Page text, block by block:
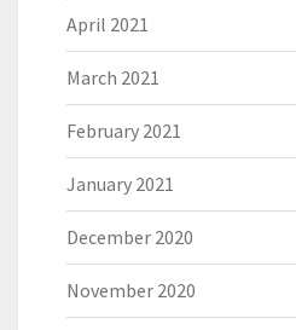
April 2021
March 2021
February 2021
January 2021
December 2020
November 2020